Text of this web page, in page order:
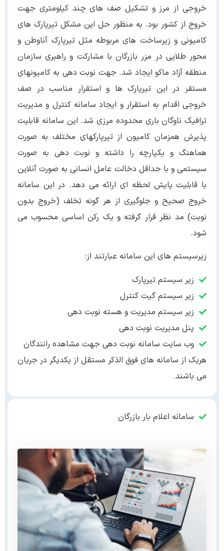
خروجی از مرز و تشکیل صف های چند کیلومتری جهت
خروج از کشور بود. به منظور حل این مشکل تیرپارک های
کامیونی و زیرساخت های مربوطه مثل تیرپارک آناوطن و
محور طلایی در مزر بازرگان با مشارکت و راهبری سازمان
منطقه آزاد ماکو ایجاد شد. جهت نوبت دهی به کامیونهای
مستقر در این تیرپارک ها و استقرار مناسب در صف
خروجی اقدام به استقرار و ایجاد سامانه کنترل و مدیریت
ترافیک ناوگان باری محدوده مرزی شد. این سامانه قابلیت
پذیرش همزمان کامیون از تیرپارک­های مختلف به صورت
هماهنگ و یکپارچه را داشته و نوبت دهی به صورت
سیستمی و با حداقل دخالت عامل انسانی به صورت آنلاین
با قابلیت پایش لحظه ای ارائه می دهد. در این سامانه
خروج صحیح و جلوگیری از هر گونه تخلف (خروج بدون
نوبت) مد نظر قرار گرفته و یک رکن اساسی محسوب می
شود.
زیرسیستم های این سامانه عبارتند از:
زیر سیستم تیرپارک
زیر سیستم گیت کنترل
زیر سیستم مدیریت و هسته نوبت دهی
پنل مدیریت نوبت دهی
وب سایت سامانه نوبت دهی جهت مشاهده رانندگان
هریک از سامانه های فوق الذکر مستقل از یکدیگر در جریان
می باشند.
سامانه اعلام بار بازرگان